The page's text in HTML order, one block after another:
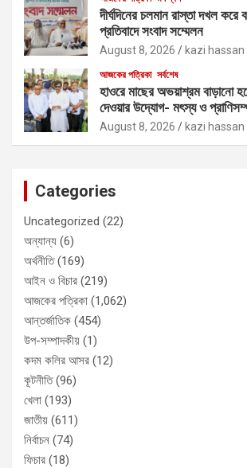
দীর্ঘদিনের চলমান রাস্তা দখল করে
প্রতিবাদে সংবাদ সম্মেলন
August 8, 2026 kazi hassan
আজকের পত্রিকা সর্বশেষ
হাওরে মাছের অভয়াশ্রম বাড়ানো
দেওয়ার উদ্যোগ- মৎস্য ও
August 8, 2026 kazi hassan
Categories
Uncategorized (22)
অন্যান্য (6)
অর্থনীতি(169)
আইন ও বিচার (219)
আজকের পত্রিকা (1,062)
আন্তর্জাতিক (454)
উপ-সম্পাদকীয় (1)
কদম কলির আসর (12)
কূটনীতি(96)
খেলা (193)
জাতীয় (611)
নির্বাচন (74)
ফিচার (18)